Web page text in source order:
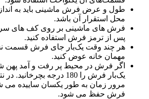
طول و عرض فرش ماشینی باید به اندازه
محل استقرار آن باشد.
فرش های ماشینی بر روی کف های
پس از ترمز فرش استفاده کنید.
هر چند وقت یک‌بار جای فرش قسمت
مهمان خانه عوض کنید.
اگر فرش در محیط پر رفت و آمد پهن
یک‌بار فرش را 180 درجه
مرور زمان به طور یکسان ساییده می
فرش حفظ می شود.